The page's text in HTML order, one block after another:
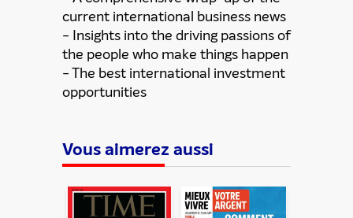
current international business news
- Insights into the driving passions of
the people who make things happen
- The best international investment
opportunities
Vous aimerez aussi